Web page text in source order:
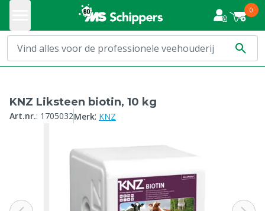
0
KNZ Liksteen biotin, 10 kg
Art.nr.: 1705032Merk: KNZ